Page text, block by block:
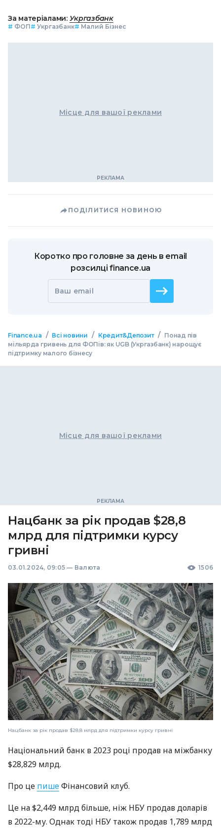
За матеріалами: Укргазбанк
# ФОП# Укргазбанк# Малий Бізнес
Місце для вашої реклами
ПОДІЛИТИСЯ НОВИНОЮ
Коротко про головне за день в email
розсилці finance.ua
Ваш email
Finance.ua / Всі новини / Кредит&Депозит / Понад пів
мільярда гривень для ФОПів: як UGB (Укргазбанк) нарощує
підтримку малого бізнесу
Місце для вашої реклами
Нацбанк за рік продав $28,8
млрд для підтримки курсу
гривні
03.01.2024, 09:05 — Валюта 1506
Нацбанк за рік продав $28,8 млрд для підтримки курсу гривні
Національний банк в 2023 році продав на міжбанку
$28,829 млрд.
Про це пишеФінансовий клуб.
Це на $2,449 млрд більше, ніж НБУ продав доларів
в 2022-му. Однак тоді НБУ також продав 1,789 млрд